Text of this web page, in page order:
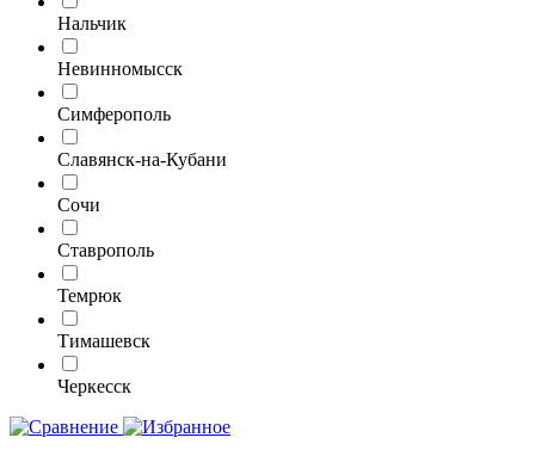
Нальчик
Невинномысск
Симферополь
Славянск-на-Кубани
Сочи
Ставрополь
Темрюк
Тимашевск
Черкесск